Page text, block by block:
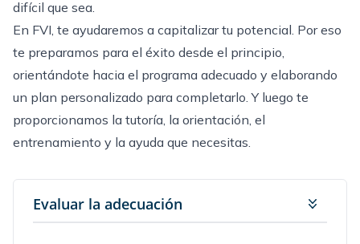
difícil que sea.
En FVI, te ayudaremos a capitalizar tu potencial. Por eso
te preparamos para el éxito desde el principio,
orientándote hacia el programa adecuado y elaborando
un plan personalizado para completarlo. Y luego te
proporcionamos la tutoría, la orientación, el
entrenamiento y la ayuda que necesitas.
Evaluar la adecuación